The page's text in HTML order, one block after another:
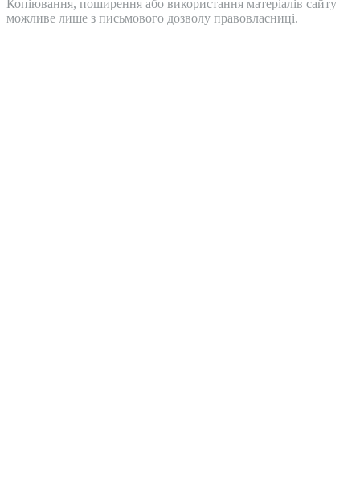
Копіювання, поширення або використання матеріалів сайту
можливе лише з письмового дозволу правовласниці.